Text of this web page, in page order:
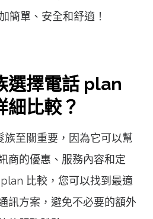
簡單、安全和舒適！
選擇電話 plan
細比較？
至關重要，因為它可以幫
商的優惠、服務內容和定
比較，您可以找到最適
訊方案，避免不必要的額外